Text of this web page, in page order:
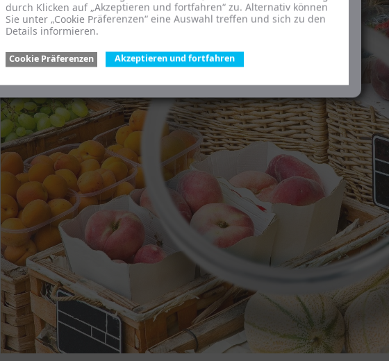
durch Klicken auf „Akzeptieren und fortfahren“ zu. Alternativ können
Sie unter „Cookie Präferenzen“ eine Auswahl treffen und sich zu den
Details informieren.
Cookie Präferenzen Akzeptieren und fortfahren